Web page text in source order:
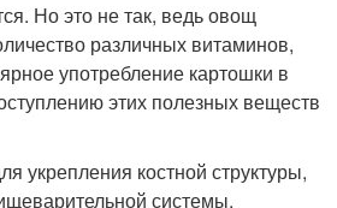
Но это не так, ведь овощ
различных витаминов,
употребление картошки в
этих полезных веществ
укрепления костной структуры,
системы,